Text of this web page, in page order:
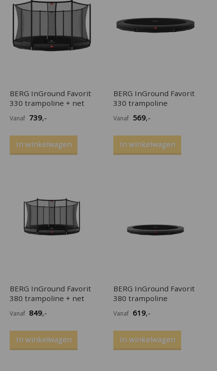
BERG InGround Favorit
330 trampoline + net
Vanaf 739,-
In winkelwagen
BERG InGround Favorit
330 trampoline
Vanaf 569,-
In winkelwagen
BERG InGround Favorit
380 trampoline + net
Vanaf 849,-
In winkelwagen
BERG InGround Favorit
380 trampoline
Vanaf 619,-
In winkelwagen